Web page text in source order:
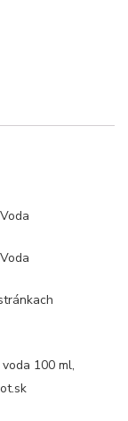
100 ml,